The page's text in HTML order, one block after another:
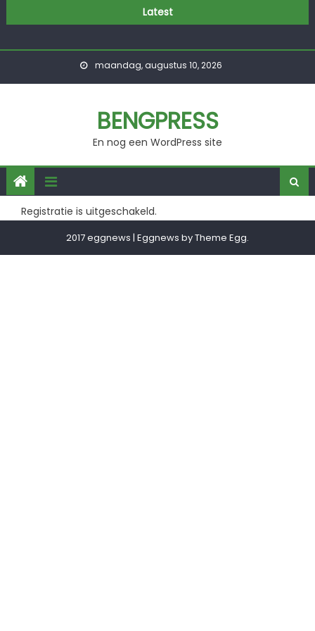
to
Latest
maandag, augustus 10, 2026
BENGPRESS
En nog een WordPress site
Registratie is uitgeschakeld.
2017 eggnews | Eggnews byTheme Egg.